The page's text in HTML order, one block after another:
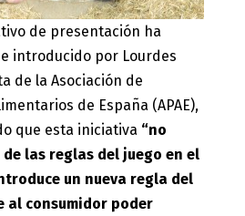
de presentación ha
introducido por Lourdes
de la Asociación de
de España (APAE),
que esta iniciativa “no
las reglas del juego en el
un nueva regla del
al consumidor poder